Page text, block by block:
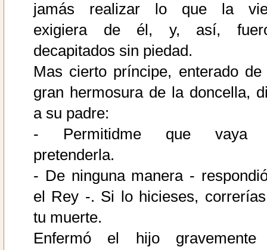
jamás realizar lo que la
exigiera de él, y, así,
decapitados sin piedad.
Mas cierto príncipe, enterado de
gran hermosura de la doncella,
a su padre:
- Permitidme que vaya
pretenderla.
- De ninguna manera -
el Rey -. Si lo hicieses,
tu muerte.
Enfermó el hijo